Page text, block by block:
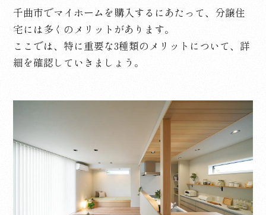
千曲市でマイホームを購入するにあたって、分譲住
宅には多くのメリットがあります。
ここでは、特に重要な3種類のメリットについて、詳
細を確認していきましょう。